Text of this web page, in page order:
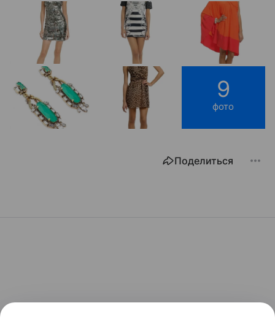
9
фото
Поделиться